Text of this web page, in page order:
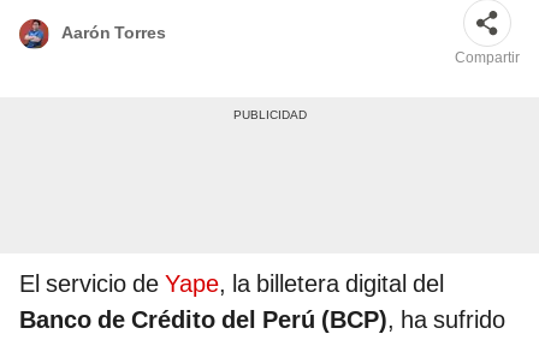
Aarón Torres
Compartir
El servicio de Yape, la billetera digital del
Banco de Crédito del Perú (BCP), ha sufrido